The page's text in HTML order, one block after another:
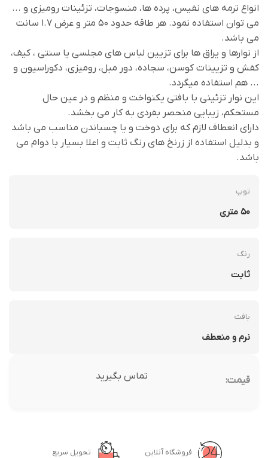
انواع ترمه های نفیس، پرده ها، منسوجات، تزئینات رومیزی و ...
می توان استفاده نمود. هر طاقه حدود 50 متر و عرض 1.7 سانت
می باشد.
از نوارها و یراق ها برای تزیین لباس های مجلسی یا سنتی ، کیف،
کفش و تزیینات کوسن، سجاده، دور مبل، رومیزی، دکوراسیون و
... هم استفاده میگردد.
این نوار تزئینی با بافتی یکنواخت و منظم و در عین حال
مستحکم، زیبایی منحصر بفردی به کار می بخشد.
دارای انعطاف لازم که برای دوخت و یا چسباندن مناسب می باشد
و بدلیل استفاده از زرنخ های رنگ ثابت و اعلا بسیار با دوام می
باشد.
توپ
50 متری
رنگ
ثابت
بافت
نرم و منعطف
قیمت: تماس بگیرید
فروشگاه آنلاین تحویل سریع